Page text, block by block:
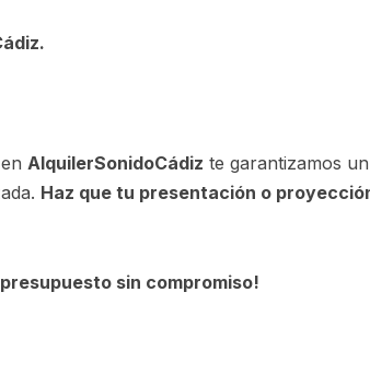
AlquilerSonidoCádiz te garantizamos
Haz que tu presentación o
sin compromiso!